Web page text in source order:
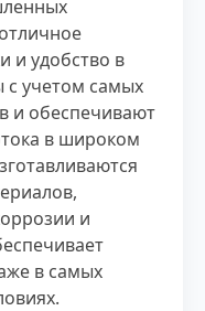
и удобство в
с учетом самых
и обеспечивают
в широком
и
в самых